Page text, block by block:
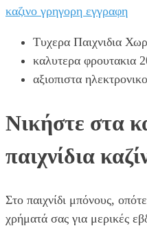
καζινο γρηγορη εγγραφη
Τυχερα Παιχνιδια
καλυτερα φρουτακια
αξιοπιστα
Νικήστε στα
παιχνίδια
Στο παιχνίδι μπόνους,
χρήματά σας για μερικές